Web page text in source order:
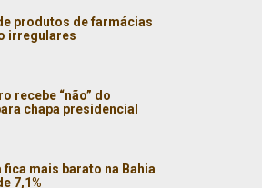
produtos de farmácias
irregulares
recebe “não” do
chapa presidencial
fica mais barato na Bahia
7,1%